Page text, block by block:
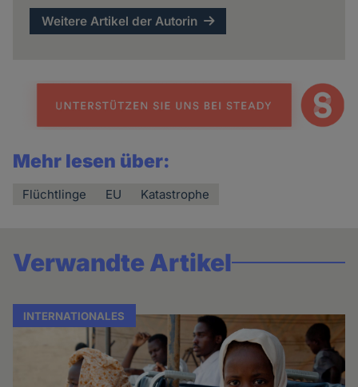
Weitere Artikel der Autorin
Mehr lesen über:
Flüchtlinge EU Katastrophe
Verwandte Artikel
INTERNATIONALES